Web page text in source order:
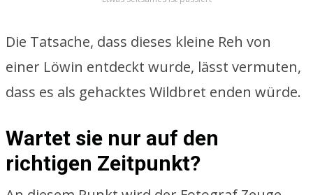
Die Tatsache, dass dieses kleine Reh von
einer Löwin entdeckt wurde, lässt vermuten,
dass es als gehacktes Wildbret enden würde.
Wartet sie nur auf den
richtigen Zeitpunkt?